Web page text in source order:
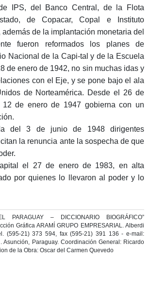
IPS, del Banco Central, de la Flota
de Copacar, Copal e Instituto
de la implantación monetaria del
fueron reformados los planes de
Nacional de la Capi-tal y de la Escuela
de enero de 1942, no sin muchas idas y
con el Eje, y se pone bajo el ala
de Norteamérica. Desde el 26 de
de enero de 1947 gobierna con un
del 3 de junio de 1948 dirigentes
la renuncia ante la sospecha de que
el 27 de enero de 1983, en alta
por quienes lo llevaron al poder y lo
PARAGUAY – DICCIONARIO BIOGRÁFICO”
Gráfica ARAMÍ GRUPO EMPRESARIAL. Alberdi
(595-21) 373 594, fax (595-21) 391 136 - e-mail:
Asunción, Paraguay. Coordinación General: Ricardo
de la Obra: Oscar del Carmen Quevedo